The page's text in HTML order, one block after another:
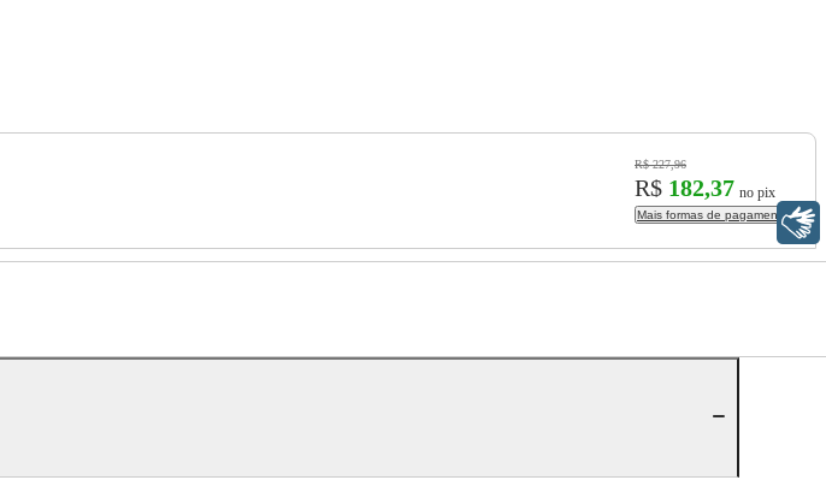
R$ 227,96
R$ 182,37 no pix
Mais formas de pagamento
Libras